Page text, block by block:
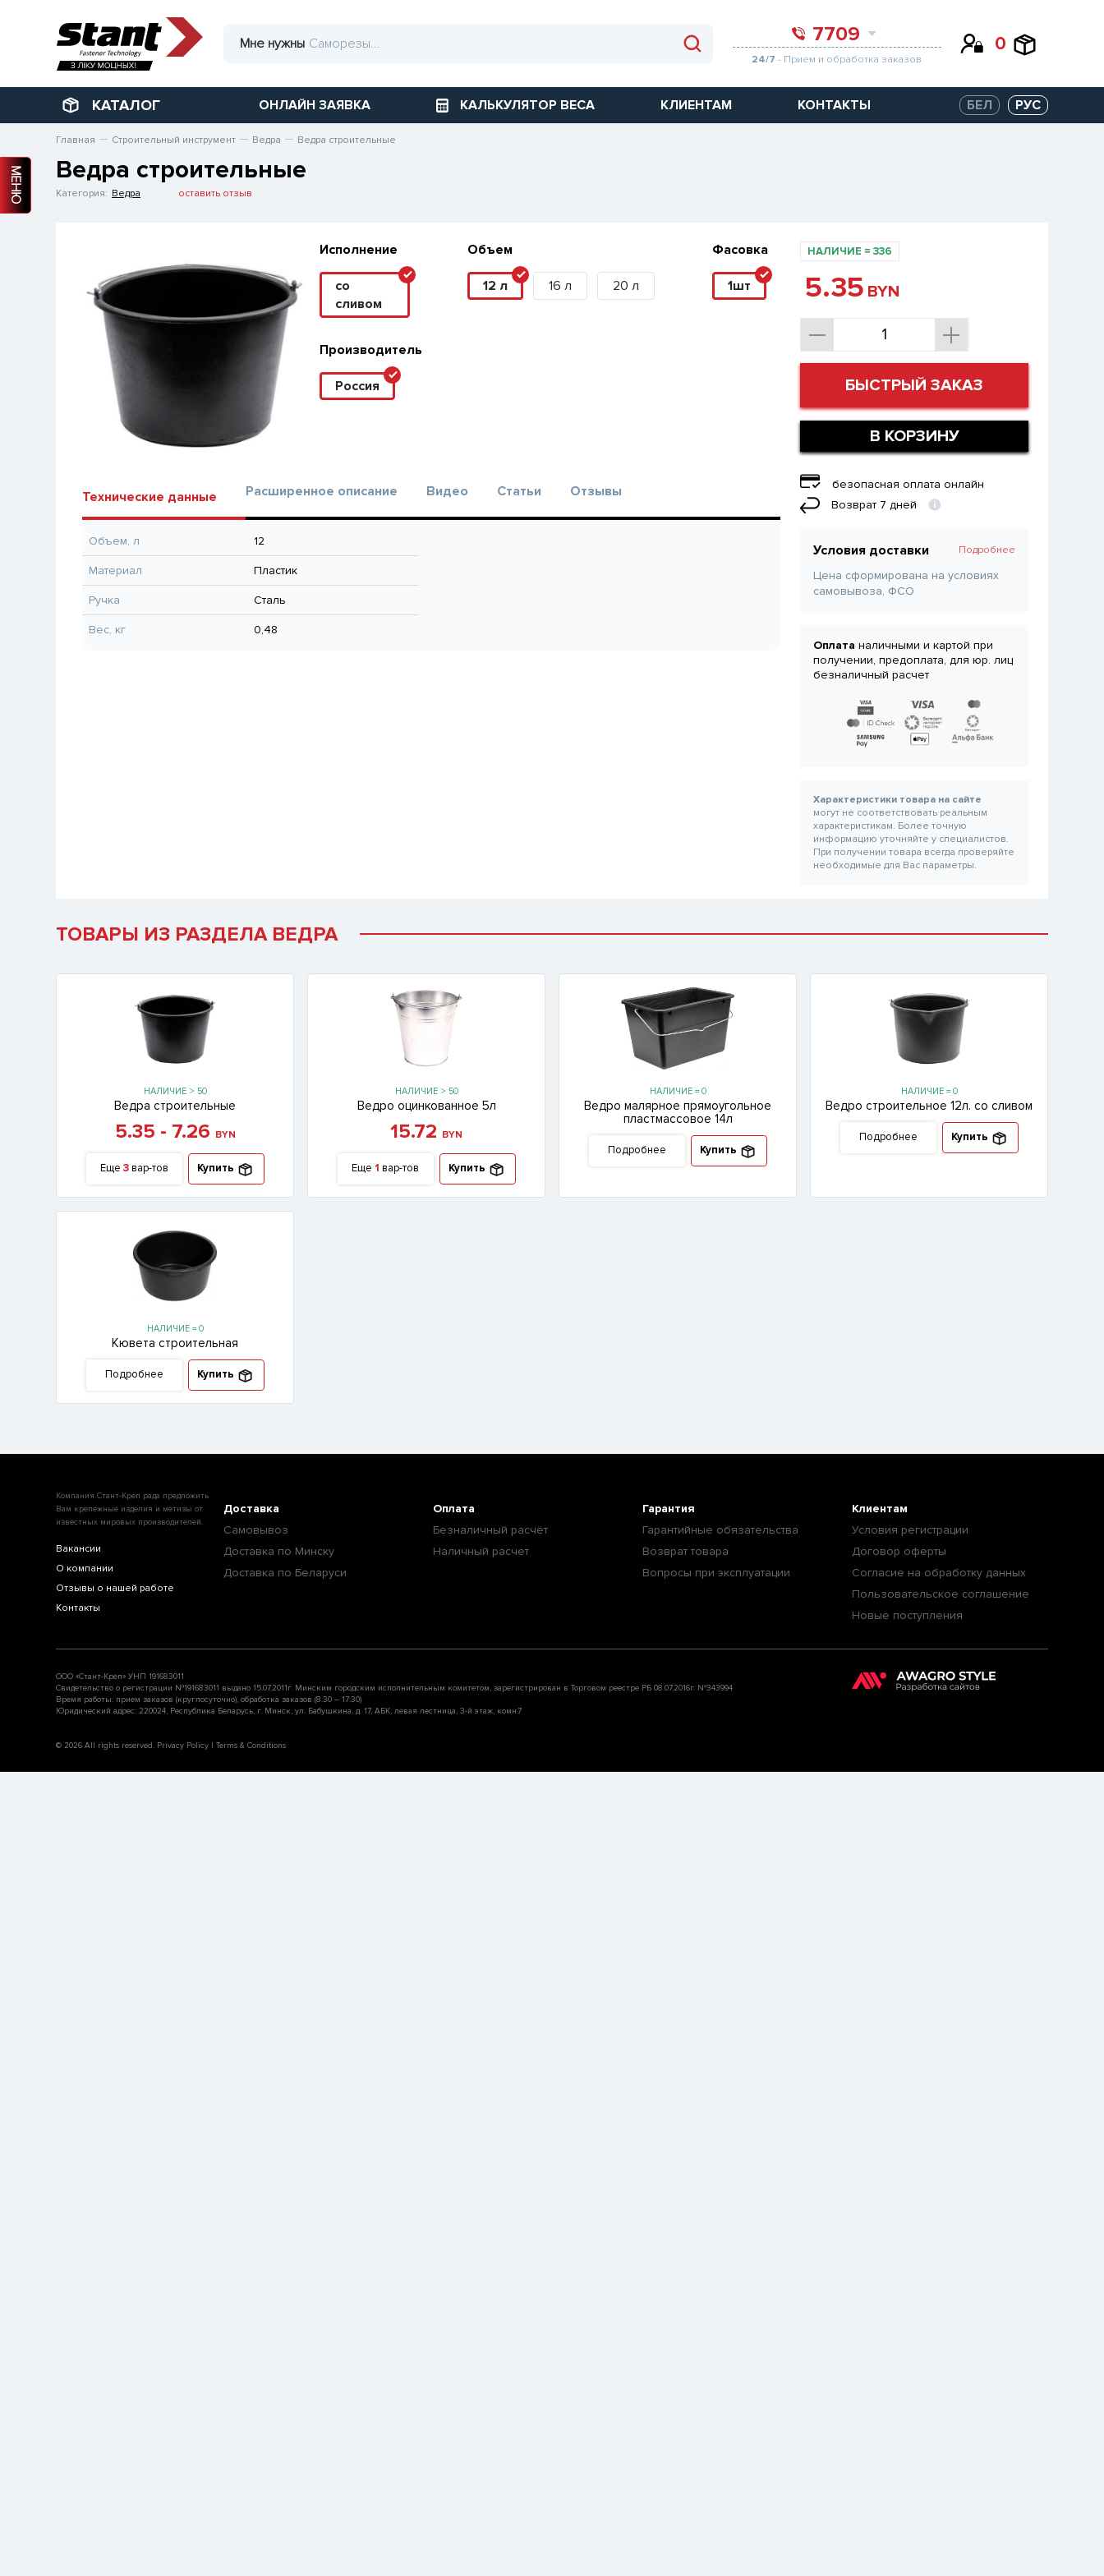
Мне нужны 7709
24/7 - Прием и обработка заказов
0
КАТАЛОГ ОНЛАЙН ЗАЯВКА КАЛЬКУЛЯТОР ВЕСА КЛИЕНТАМ КОНТАКТЫ БЕЛ РУС
МЕНЮ
Главная Строительный инструмент Ведра Ведра строительные
Ведра строительные
Категория: Ведра оставить отзыв
Исполнение
со
сливом
Объем
12 л 16 л 20 л
Фасовка
1шт
Производитель
Россия
Технические данные Расширенное описание Видео Статьи Отзывы
Объем, л 12
Материал Пластик
Ручка Сталь
Вес, кг 0,48
НАЛИЧИЕ = 336
5.35 BYN
БЫСТРЫЙ ЗАКАЗ
В КОРЗИНУ
безопасная оплата онлайн
Возврат 7 дней
Условия доставки Подробнее
Цена сформирована на условиях
самовывоза, ФСО
Оплата наличными и картой при
получении, предоплата, для юр. лиц
безналичный расчет
Характеристики товара на сайте
могут не соответствовать реальным
характеристикам. Более точную
информацию уточняйте у специалистов.
При получении товара всегда проверяйте
необходимые для Вас параметры.
ТОВАРЫ ИЗ РАЗДЕЛА ВЕДРА
НАЛИЧИЕ > 50
Ведра строительные
5.35 - 7.26 BYN
Еще 3 вар-тов Купить
НАЛИЧИЕ > 50
Ведро оцинкованное 5л
15.72 BYN
Еще 1 вар-тов Купить
НАЛИЧИЕ = 0
Ведро малярное прямоугольное
пластмассовое 14л
Подробнее Купить
НАЛИЧИЕ = 0
Ведро строительное 12л. со сливом
Подробнее Купить
НАЛИЧИЕ = 0
Кювета строительная
Подробнее Купить
Компания Стант-Креп рада предложить
Вам крепежные изделия и метизы от
известных мировых производителей.
Вакансии
О компании
Отзывы о нашей работе
Контакты
Доставка
Самовывоз
Доставка по Минску
Доставка по Беларуси
Оплата
Безналичный расчёт
Наличный расчет
Гарантия
Гарантийные обязательства
Возврат товара
Вопросы при эксплуатации
Клиентам
Условия регистрации
Договор оферты
Согласие на обработку данных
Пользовательское соглашение
Новые поступления
ООО «Стант-Креп» УНП 191683011
Свидетельство о регистрации №191683011 выдано 15.07.2011г. Минским городским исполнительным комитетом, зарегистрирован в Торговом реестре РБ 08.07.2016г. №343994
Время работы: прием заказов (круглосуточно), обработка заказов (8:30 – 17:30)
Юридический адрес: 220024, Республика Беларусь, г. Минск, ул. Бабушкина, д. 17, АБК, левая лестница, 3-й этаж, комн.7
© 2026 All rights reserved. Privacy Policy | Terms & Conditions